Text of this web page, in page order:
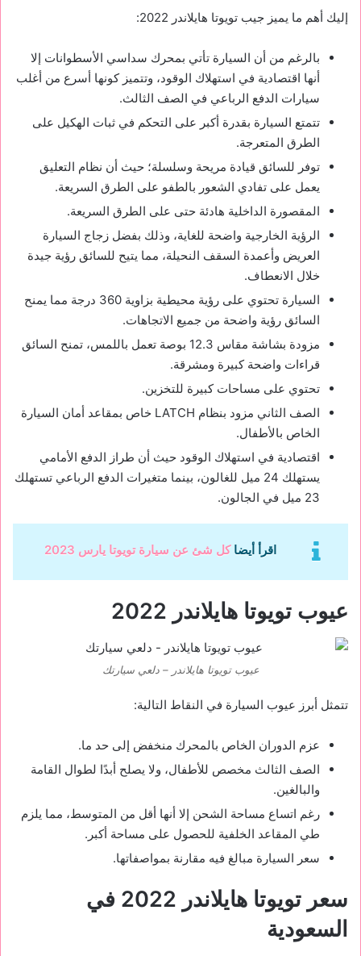
إليك أهم ما يميز جيب تويوتا هايلاندر 2022:
بالرغم من أن السيارة تأتي بمحرك سداسي الأسطوانات إلا
أنها اقتصادية في استهلاك الوقود، وتتميز كونها أسرع من أغلب
سيارات الدفع الرباعي في الصف الثالث.
تتمتع السيارة بقدرة أكبر على التحكم في ثبات الهكيل على
الطرق المتعرجة.
توفر للسائق قيادة مريحة وسلسلة؛ حيث أن نظام التعليق
يعمل على تفادي الشعور بالطفو على الطرق السريعة.
المقصورة الداخلية هادئة حتى على الطرق السريعة.
الرؤية الخارجية واضحة للغاية، وذلك بفضل زجاج السيارة
العريض وأعمدة السقف النحيلة، مما يتيح للسائق رؤية جيدة
خلال الانعطاف.
السيارة تحتوي على رؤية محيطية بزاوية 360 درجة مما يمنح
السائق رؤية واضحة من جميع الاتجاهات.
مزودة بشاشة مقاس 12.3 بوصة تعمل باللمس، تمنح السائق
قراءات واضحة كبيرة ومشرقة.
تحتوي على مساحات كبيرة للتخزين.
الصف الثاني مزود بنظام LATCH خاص بمقاعد أمان السيارة
الخاص بالأطفال.
اقتصادية في استهلاك الوقود حيث أن طراز الدفع الأمامي
يستهلك 24 ميل للغالون، بينما متغيرات الدفع الرباعي تستهلك
23 ميل في الجالون.
اقرأ أيضاكل شئ عن سيارة تويوتا يارس 2023
عيوب تويوتا هايلاندر 2022
عيوب تويوتا هايلاندر – دلعي سيارتك
تتمثل أبرز عيوب السيارة في النقاط التالية:
عزم الدوران الخاص بالمحرك منخفض إلى حد ما.
الصف الثالث مخصص للأطفال، ولا يصلح أبدًا لطوال القامة
والبالغين.
رغم اتساع مساحة الشحن إلا أنها أقل من المتوسط، مما يلزم
طي المقاعد الخلفية للحصول على مساحة أكبر.
سعر السيارة مبالغ فيه مقارنة بمواصفاتها.
سعر تويوتا هايلاندر 2022 في
السعودية